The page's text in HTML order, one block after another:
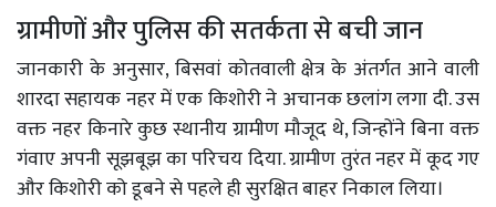
ग्रामीणों और पुलिस की सतर्कता से बची जान
जानकारी के अनुसार, बिसवां कोतवाली क्षेत्र के अंतर्गत आने वाली
शारदा सहायक नहर में एक किशोरी ने अचानक छलांग लगा दी. उस
वक्त नहर किनारे कुछ स्थानीय ग्रामीण मौजूद थे, जिन्होंने बिना वक्त
गंवाए अपनी सूझबूझ का परिचय दिया. ग्रामीण तुरंत नहर में कूद गए
और किशोरी को डूबने से पहले ही सुरक्षित बाहर निकाल लिया।